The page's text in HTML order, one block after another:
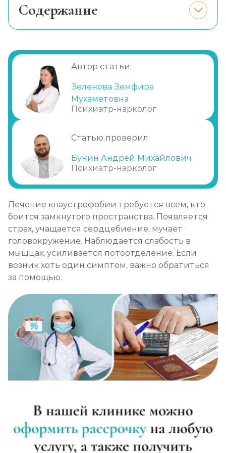
Лечение ОКР
Записаться
Лечение ПТСР
от 1 700 ₽/сеанс
Лечение стресса
от 1 200 ₽/сеанс Записаться
Лечение биполярного расстройства
от 2 000 ₽/сеанс
Записаться
Cодержание
Рекомендации
Лекарства
Профилактика
Почему требуется помощь
Автор статьи:
Зеленова Земфира
Мухаметовна
Психиатр-нарколог
Статью проверил:
Бунин Андрей Михайлович
Психиатр-нарколог
Лечение клаустрофобии требуется всем, кто
боится замкнутого пространства. Появляется
страх, учащается сердцебиение, мучает
головокружение. Наблюдается слабость в
мышцах, усиливается потоотделение. Если
возник хоть один симптом, важно обратиться
за помощью.